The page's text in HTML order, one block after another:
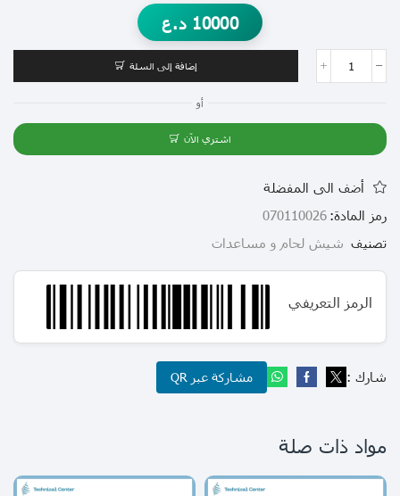
10000 د.ع
إضافة إلى السلة
أو
اشتري الآن
أضف الى المفضلة
رمز المادة: 070110026
تصنيف شيش لحام و مساعدات
الرمز التعريفي
شارك : مشاركة عبر QR
مواد ذات صلة